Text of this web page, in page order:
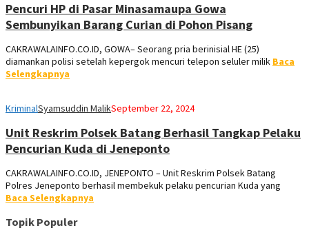
Pencuri HP di Pasar Minasamaupa Gowa
Sembunyikan Barang Curian di Pohon Pisang
CAKRAWALAINFO.CO.ID, GOWA– Seorang pria berinisial HE (25)
diamankan polisi setelah kepergok mencuri telepon seluler milik Baca
Selengkapnya
KriminalSyamsuddin MalikSeptember 22, 2024
Unit Reskrim Polsek Batang Berhasil Tangkap Pelaku
Pencurian Kuda di Jeneponto
CAKRAWALAINFO.CO.ID, JENEPONTO – Unit Reskrim Polsek Batang
Polres Jeneponto berhasil membekuk pelaku pencurian Kuda yang
Baca Selengkapnya
Topik Populer